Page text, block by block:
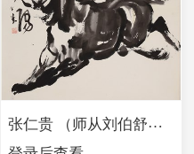
张仁贵 （师从刘伯舒）奔向太阳